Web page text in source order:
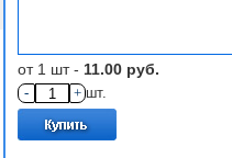
от 1 шт - 11.00 руб.
- + шт.